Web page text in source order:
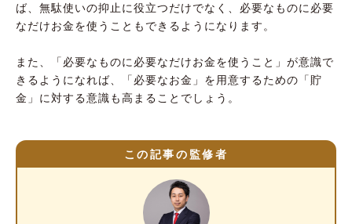
ば、無駄使いの抑止に役立つだけでなく、必要なものに必要
なだけお金を使うこともできるようになります。
また、「必要なものに必要なだけお金を使うこと」が意識で
きるようになれば、「必要なお金」を用意するための「貯
金」に対する意識も高まることでしょう。
この記事の監修者